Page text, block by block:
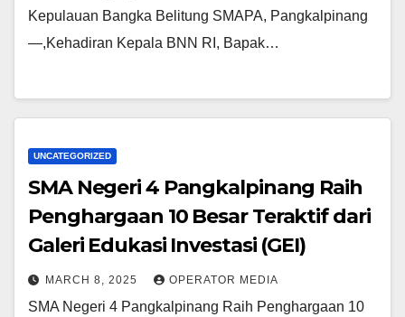
Kepulauan Bangka Belitung SMAPA, Pangkalpinang
—,Kehadiran Kepala BNN RI, Bapak…
UNCATEGORIZED
SMA Negeri 4 Pangkalpinang Raih
Penghargaan 10 Besar Teraktif dari
Galeri Edukasi Investasi (GEI)
MARCH 8, 2025 OPERATOR MEDIA
SMA Negeri 4 Pangkalpinang Raih Penghargaan 10